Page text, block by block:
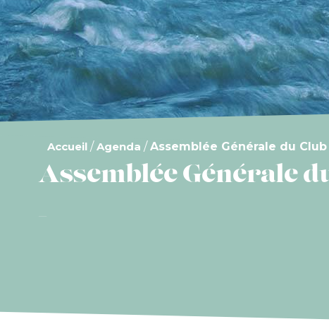
Accueil /Agenda /Assemblée Générale du Club
Assemblée Générale